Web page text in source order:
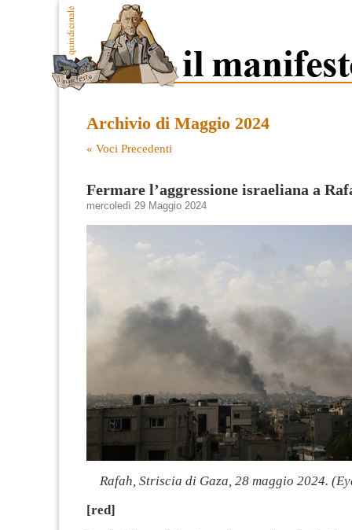
Archivio di Maggio 2024
« Voci Precedenti
Fermare l’aggressione israeliana a
mercoledì 29 Maggio 2024
Rafah, Striscia di Gaza, 28 maggio 2024.
[red]